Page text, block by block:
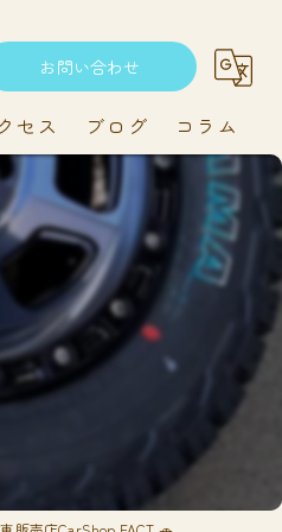
お問い合わせ
セス ブログ コラム